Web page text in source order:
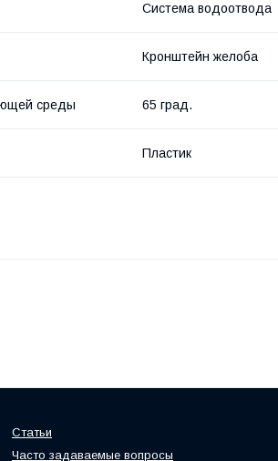
Система водоотвода
Кронштейн желоба
среды 65 град.
Пластик
Статьи
Часто задаваемые вопросы